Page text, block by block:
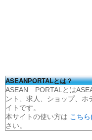
ASEANPORTALとは？
ASEAN PORTALとは
ント、求人、ショップ、
イトです。
本サイトの使い方は こち
さい。